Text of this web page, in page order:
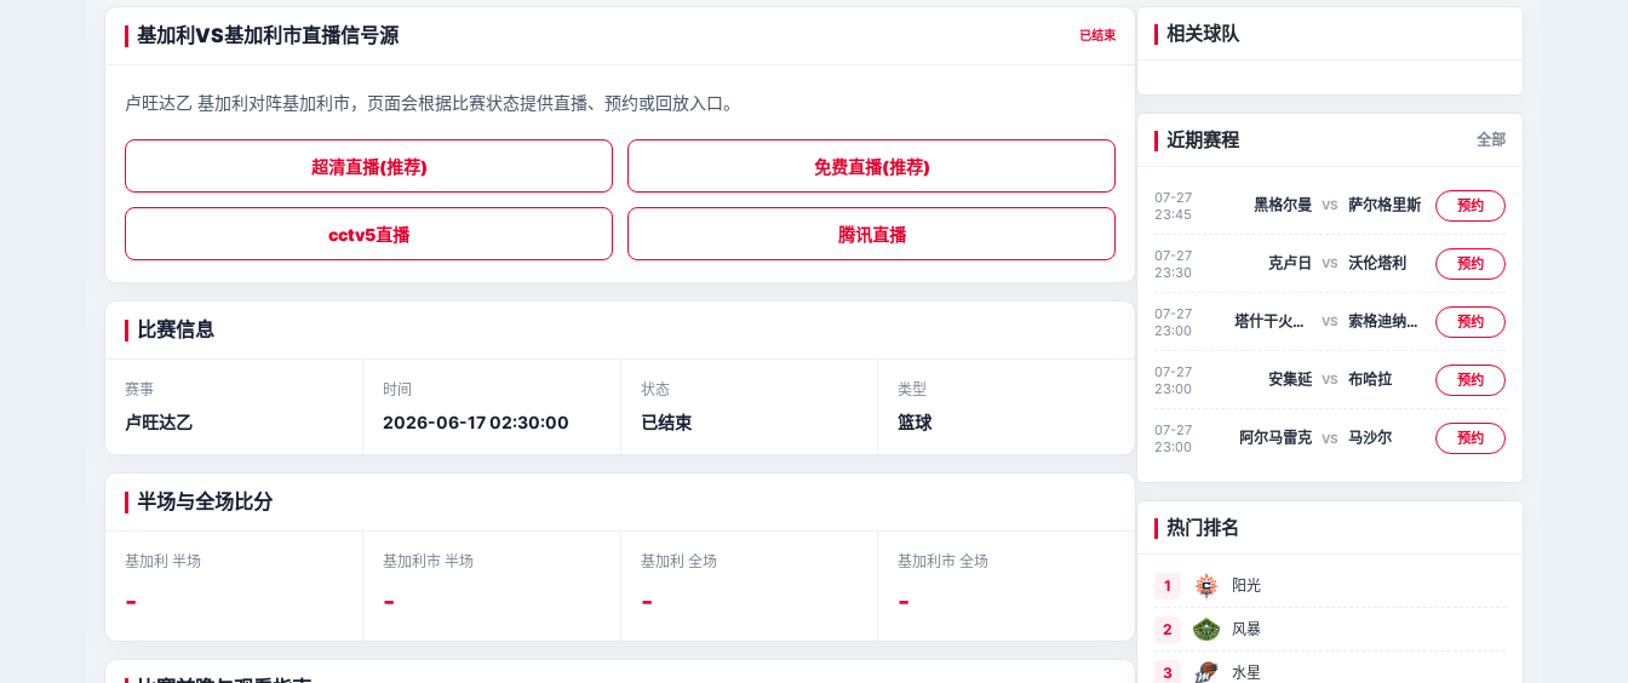
基加利VS基加利市直播信号源 已结束
卢旺达乙 基加利对阵基加利市，页面会根据比赛状态提供直播、预约或回放入口。
超清直播(推荐) 免费直播(推荐)
cctv5直播 腾讯直播
比赛信息
赛事
卢旺达乙
时间
2026-06-17 02:30:00
状态
已结束
类型
篮球
半场与全场比分
基加利 半场
-
基加利市 半场
-
基加利 全场
-
基加利市 全场
-
相关球队
近期赛程 全部
07-27
23:45
黑格尔曼 VS 萨尔格里斯 预约
07-27
23:30
克卢日 VS 沃伦塔利 预约
07-27
23:00
塔什干火车头 VS 索格迪纳吉扎克 预约
07-27
23:00
安集延 VS 布哈拉 预约
07-27
23:00
阿尔马雷克 VS 马沙尔 预约
热门排名
1 阳光
2 风暴
3 水星